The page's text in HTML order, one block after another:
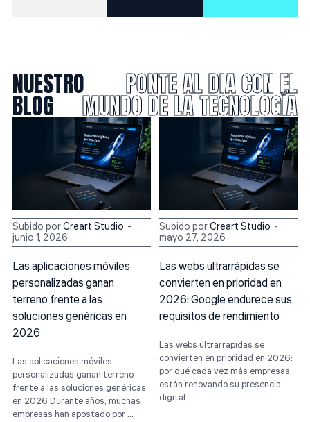
NUESTRO
BLOG
PONTE AL DIA CON EL
MUNDO DE LA TECNOLOGÍA
Subido porCreart Studio
junio 1, 2026
Las aplicaciones móviles
personalizadas ganan
terreno frente a las
soluciones genéricas en
2026
Las aplicaciones móviles
personalizadas ganan terreno
frente a las soluciones genéricas
en 2026 Durante años, muchas
empresas han apostado por ...
Subido porCreart Studio
mayo 27, 2026
Las webs ultrarrápidas se
convierten en prioridad en
2026: Google endurece sus
requisitos de rendimiento
Las webs ultrarrápidas se
convierten en prioridad en 2026:
por qué cada vez más empresas
están renovando su presencia
digital ...